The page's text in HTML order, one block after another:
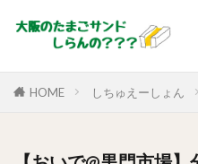
HOME しちゅえーしょん